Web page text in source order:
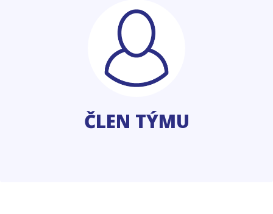
ČLEN TÝMU